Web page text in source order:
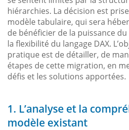
hiérarchies. La décision est
modèle tabulaire, qui sera
de bénéficier de la puissance
la flexibilité du langage DAX.
pratique est de détailler, de
étapes de cette migration, en
défis et les solutions apportées.
1. L’analyse et la
modèle existant